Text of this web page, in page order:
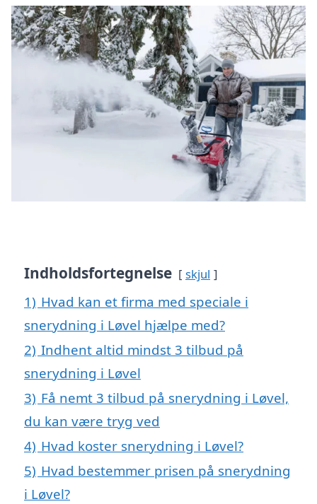
Indholdsfortegnelse skjul
1) Hvad kan et firma med speciale i
snerydning i Løvel hjælpe med?
2) Indhent altid mindst 3 tilbud på
snerydning i Løvel
3) Få nemt 3 tilbud på snerydning i Løvel,
du kan være tryg ved
4) Hvad koster snerydning i Løvel?
5) Hvad bestemmer prisen på snerydning
i Løvel?